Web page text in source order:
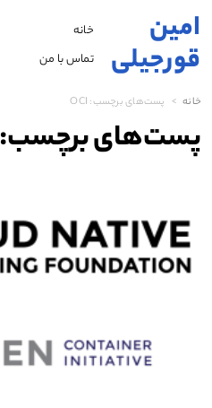
امین
قورجیلی
خانه
تماس با من
خانه پست‌های برچسب: OCI
پست‌های برچسب: